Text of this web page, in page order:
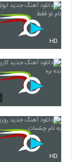
3656
3657
HD
HD